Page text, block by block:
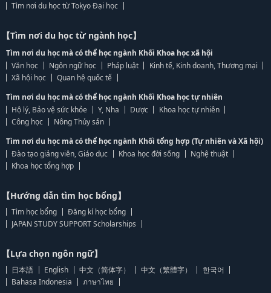
Tìm nơi du học từ Tokyo Đại học
【Tìm nơi du học từ ngành học】
Tìm nơi du học mà có thể học ngành Khối Khoa học xã hội
Văn học
Ngôn ngữ học Pháp luật
Kinh tế, Kinh doanh, Thương mại
Xã hội học
Quan hệ quốc tế
Tìm nơi du học mà có thể học ngành Khối Khoa học tự nhiên
Hộ lý, Bảo vệ sức khỏe
Y, Nha Dược
Khoa học tự nhiên
Công học
Nông Thủy sản
Tìm nơi du học mà có thể học ngành Khối tổng hợp (Tự nhiên và Xã hội)
Đào tạo giảng viên, Giáo dục
Khoa học đời sống
Nghệ thuật
Khoa học tổng hợp
【Hướng dẫn tìm học bổng】
Tìm học bổng
Đăng kí học bổng
JAPAN STUDY SUPPORT Scholarships
【Lựa chọn ngôn ngữ】
日本語 English 中文（简体字） 中文（繁體字）
한국어
Bahasa Indonesia
ภาษาไทย